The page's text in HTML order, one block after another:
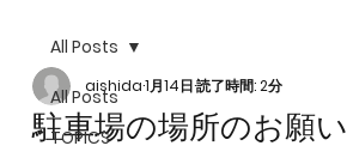
All Posts
TOPICS
All Posts
駐車場の場所のお願い
aishida1月14日読了時間: 2分